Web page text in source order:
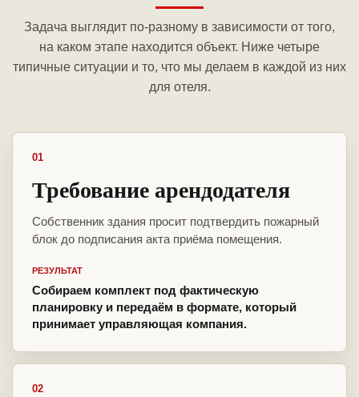
Задача выглядит по-разному в зависимости от того,
на каком этапе находится объект. Ниже четыре
типичные ситуации и то, что мы делаем в каждой из них
для отеля.
01
Требование арендодателя
Собственник здания просит подтвердить пожарный
блок до подписания акта приёма помещения.
РЕЗУЛЬТАТ
Собираем комплект под фактическую
планировку и передаём в формате, который
принимает управляющая компания.
02